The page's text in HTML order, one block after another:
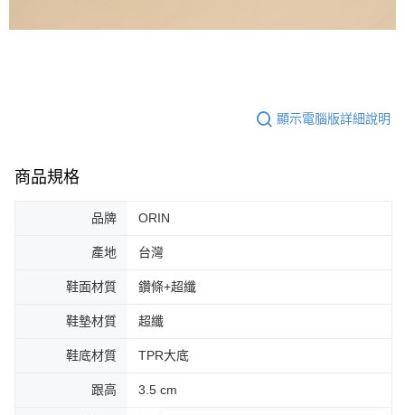
顯示電腦版詳細說明
商品規格
品牌 ORIN
產地 台灣
鞋面材質 鑽條+超纖
鞋墊材質 超纖
鞋底材質 TPR大底
跟高 3.5 cm